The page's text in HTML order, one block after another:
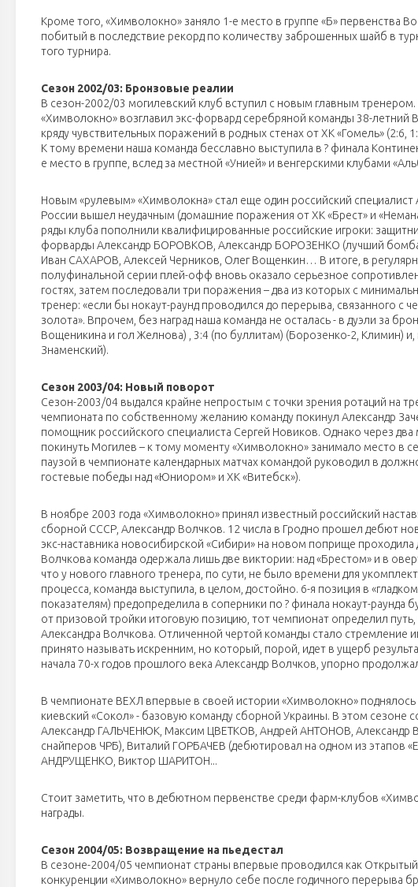
Кроме того, «Химволокно» заняло 1-е место в группе «Б» первенства
побитый в последствие рекорд по количеству заброшенных шайб в
того турнира.
Сезон 2002/03: Бронзовые реалии
В сезон-2002/03 могилевский клуб вступил с новым главным
«Химволокно» возглавил экс-форвард серебряной команды 38-
кряду чувствительных поражений в родных стенах от ХК «Гомель»
К тому времени наша команда бесславно выступила в ? финала
е место в группе, вслед за местной «Унией» и венгерскими клубами
Новым «рулевым» «Химволокна» стал еще один российский
России вышел неудачным (домашние поражения от ХК «Брест» и
ряды клуба пополнили квалифицированные российские игроки:
форварды Александр БОРОВКОВ, Александр БОРОЗЕНКО (лучший
Иван САХАРОВ, Алексей Черников, Олег Вощенкин… В итоге, в
полуфинальной серии плей-офф вновь оказало серьезное
гостях, затем последовали три поражения – два из которых с
тренер: «если бы нокаут-раунд проводился до перерыва, связанного с
золота». Впрочем, без наград наша команда не осталась - в дуэли за
Вощеникина и гол Желнова) , 3:4 (по буллитам) (Борозенко-2, Климин)
Знаменский).
Сезон 2003/04: Новый поворот
Сезон-2003/04 выдался крайне непростым с точки зрения ротаций на
чемпионата по собственному желанию команду покинул Александр
помощник российского специалиста Сергей Новиков. Однако через
покинуть Могилев – к тому моменту «Химволокно» занимало место в
паузой в чемпионате календарных матчах командой руководил в
гостевые победы над «Юниором» и ХК «Витебск»).
В ноябре 2003 года «Химволокно» принял известный российский
сборной СССР, Александр Волчков. 12 числа в Гродно прошел дебют
экс-наставника новосибирской «Сибири» на новом поприще
Волчкова команда одержала лишь две виктории: над «Брестом» и в
что у нового главного тренера, по сути, не было времени для
процесса, команда выступила, в целом, достойно. 6-я позиция в
показателям) предопределила в соперники по ? финала нокаут-
от призовой тройки итоговую позицию, тот чемпионат определил
Александра Волчкова. Отличенной чертой команды стало стремление
принято называть искренним, но который, порой, идет в ущерб
начала 70-х годов прошлого века Александр Волчков, упорно
В чемпионате ВЕХЛ впервые в своей истории «Химволокно» поднялось
киевский «Сокол» - базовую команду сборной Украины. В этом сезоне
Александр ГАЛЬЧЕНЮК, Максим ЦВЕТКОВ, Андрей АНТОНОВ,
снайперов ЧРБ), Виталий ГОРБАЧЕВ (дебютировал на одном из этапов
АНДРУЩЕНКО, Виктор ШАРИТОН...
Стоит заметить, что в дебютном первенстве среди фарм-клубов
награды.
Сезон 2004/05: Возвращение на пьедестал
В сезоне-2004/05 чемпионат страны впервые проводился как
конкуренции «Химволокно» вернуло себе после годичного перерыва